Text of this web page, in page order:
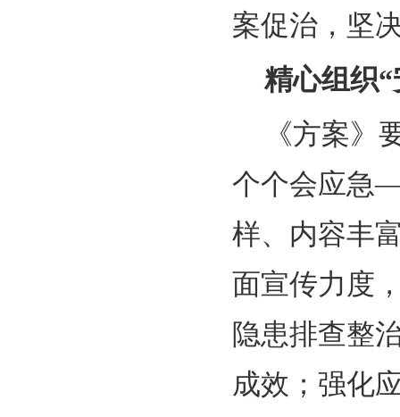
案促治，坚
精心组织
《方案》
个个会应急
样、内容丰
面宣传力度
隐患排查整
成效；强化